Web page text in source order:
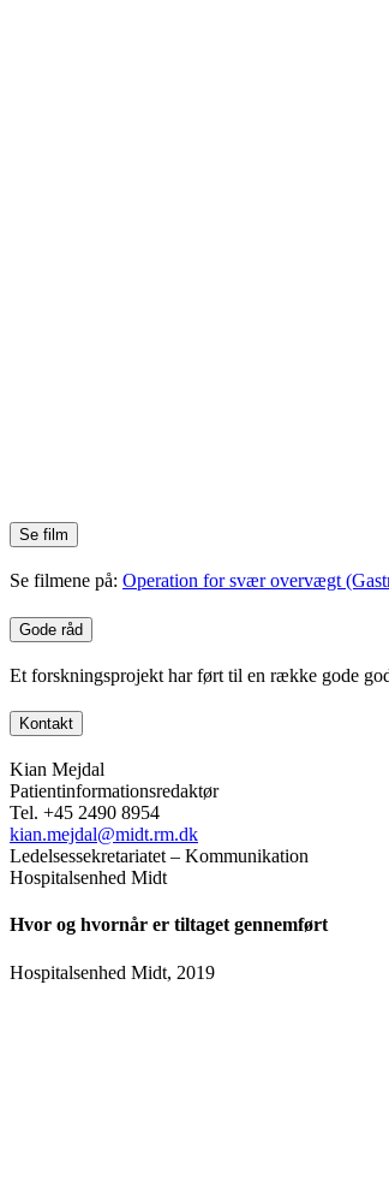
Se film
Se filmene på: Operation for svær overvægt
Gode råd
Et forskningsprojekt har ført til en række gode
Kontakt
Kian Mejdal
Patientinformationsredaktør
Tel. +45 2490 8954
kian.mejdal@midt.rm.dk
Ledelsessekretariatet – Kommunikation
Hospitalsenhed Midt
Hvor og hvornår er tiltaget gennemført
Hospitalsenhed Midt, 2019